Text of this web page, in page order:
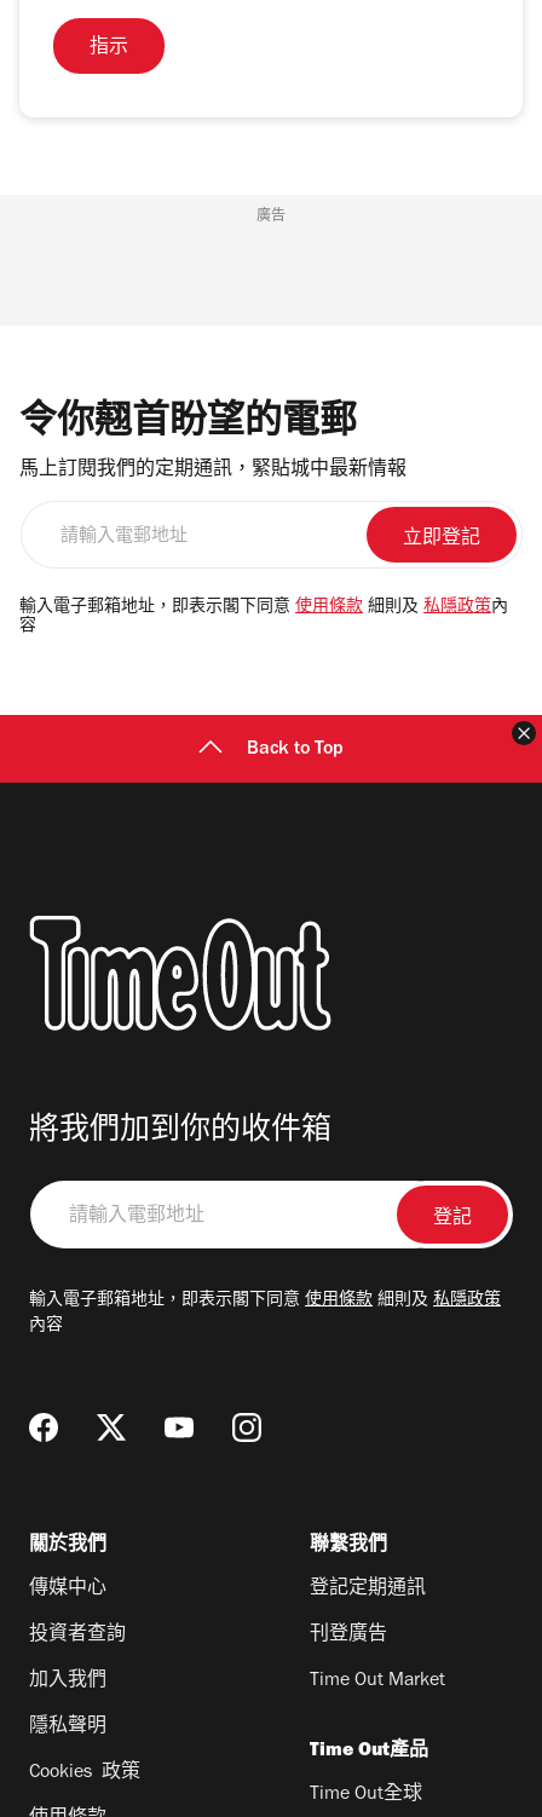
指示
廣告
令你翹首盼望的電郵
馬上訂閱我們的定期通訊，緊貼城中最新情報
電
郵
輸入電子郵箱地址，即表示閣下同意 使用條款 細則及 私隱政策 內
容
Back to Top
將我們加到你的收件箱
請
輸
郵
輸入電子郵箱地址，即表示閣下同意 使用條款 細則及 私隱政策
內容
關於我們
傳媒中心
投資者查詢
加入我們
隱私聲明
Cookies 政策
聯繫我們
登記定期通訊
刊登廣告
Time Out Market
Time Out產品
Time Out全球